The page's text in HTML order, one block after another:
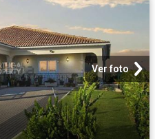
Ver foto